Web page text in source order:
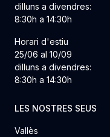
dilluns a divendres:
8:30h a 14:30h
Horari d'estiu
25/06 al 10/09
dilluns a divendres:
8:30h a 14:30h
LES NOSTRES SEUS
Vallès